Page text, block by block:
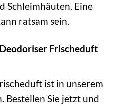
Schleimhäuten. Eine
ratsam sein.
Frischeduft
ist in unserem
Bestellen Sie jetzt und